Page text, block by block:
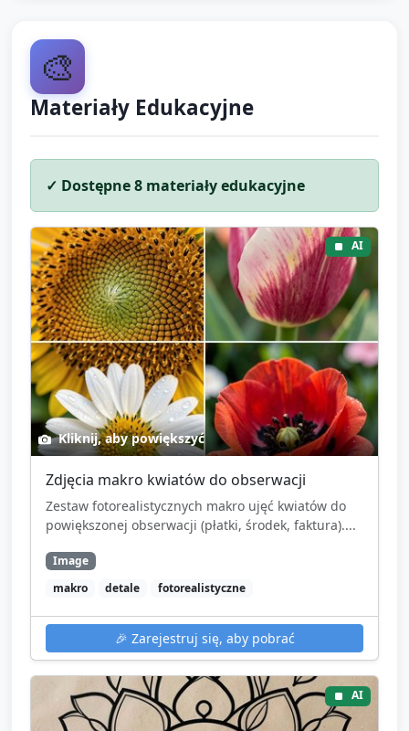
🎨
Materiały Edukacyjne
✓ Dostępne8 materiały edukacyjne
AI
Kliknij, aby powiększyć
Zdjęcia makro kwiatów do obserwacji
Zestaw fotorealistycznych makro ujęć kwiatów do
powiększonej obserwacji (płatki, środek, faktura)....
Image
makro
detale fotorealistyczne
🎉 Zarejestruj się, aby pobrać
AI